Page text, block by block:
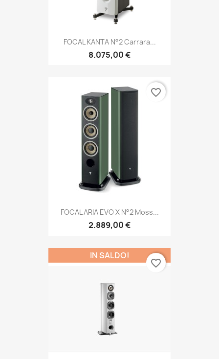
FOCAL KANTA N°2 Carrara...
8.075,00 €
FOCAL ARIA EVO X N°2 Moss...
2.889,00 €
favorite_border
IN SALDO!
favorite_border